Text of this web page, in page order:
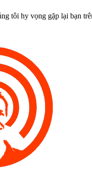
tôi hy vọng gặp lại bạn